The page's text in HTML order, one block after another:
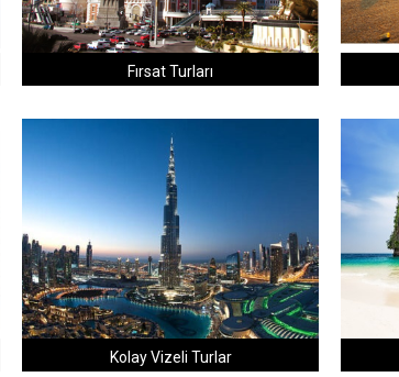
Fırsat Turları
Kolay Vizeli Turlar